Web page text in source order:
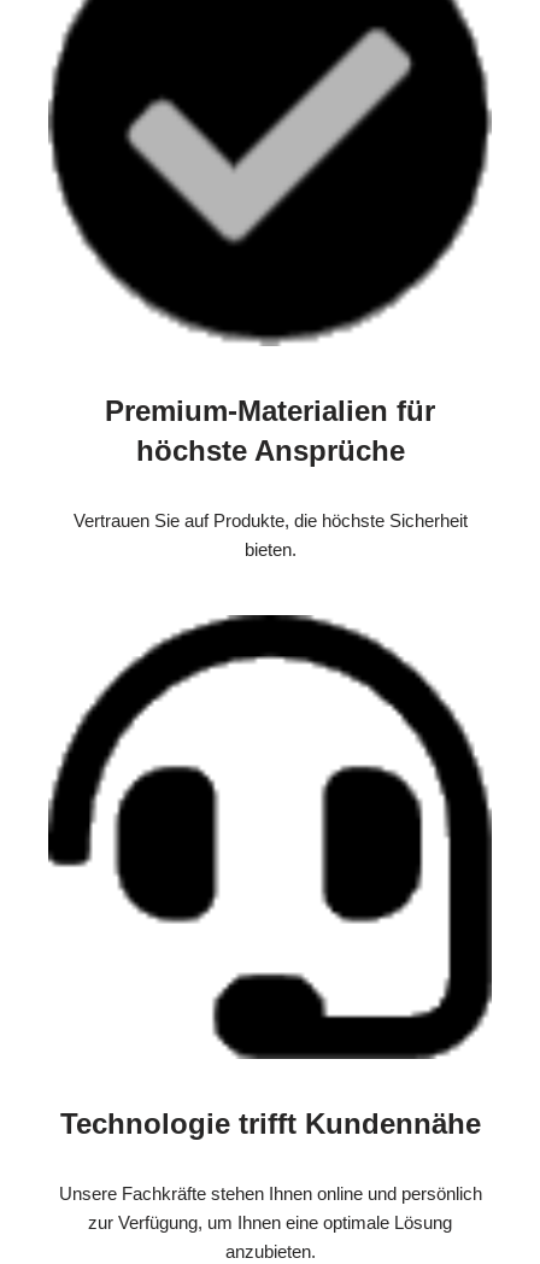
Premium-Materialien für
höchste Ansprüche
Vertrauen Sie auf Produkte, die höchste Sicherheit
bieten.
Technologie trifft Kundennähe
Unsere Fachkräfte stehen Ihnen online und persönlich
zur Verfügung, um Ihnen eine optimale Lösung
anzubieten.